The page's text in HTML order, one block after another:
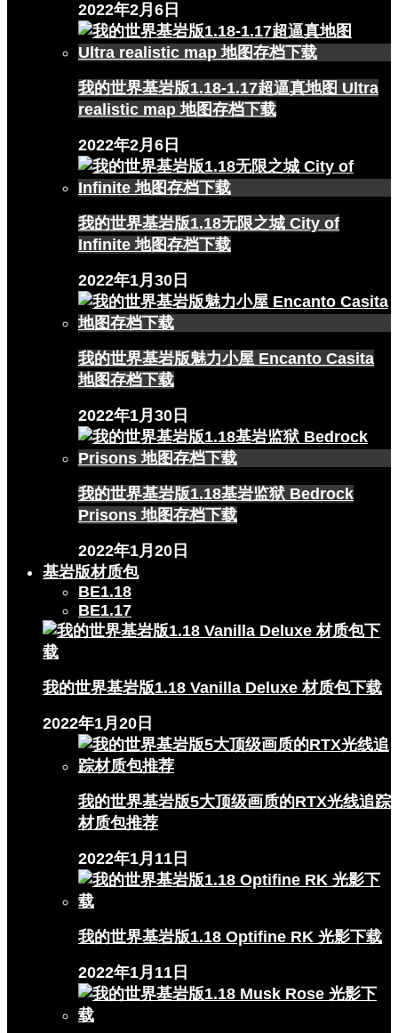
2022年2月6日
我的世界基岩版1.18-1.17超逼真地图 Ultra
realistic map 地图存档下载
2022年2月6日
我的世界基岩版1.18无限之城 City of
Infinite 地图存档下载
2022年1月30日
我的世界基岩版魅力小屋 Encanto Casita
地图存档下载
2022年1月30日
我的世界基岩版1.18基岩监狱 Bedrock
Prisons 地图存档下载
2022年1月20日
基岩版材质包
BE1.18
BE1.17
我的世界基岩版1.18 Vanilla Deluxe 材质包下载
2022年1月20日
我的世界基岩版5大顶级画质的RTX光线追踪
材质包推荐
2022年1月11日
我的世界基岩版1.18 Optifine RK 光影下载
2022年1月11日